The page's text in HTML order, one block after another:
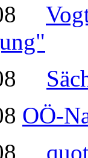
OÖ-